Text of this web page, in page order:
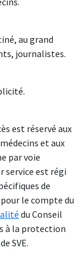
au grand
journalistes.
est réservé aux
et aux
par voie
service est régi
de
le compte du
du Conseil
à la protection
SVE.